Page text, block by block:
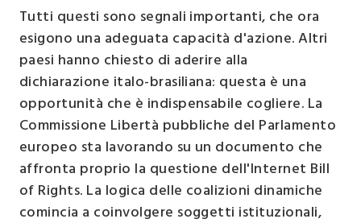
Tutti questi sono segnali importanti, che ora
esigono una adeguata capacità d'azione. Altri
paesi hanno chiesto di aderire alla
dichiarazione italo-brasiliana: questa è una
opportunità che è indispensabile cogliere. La
Commissione Libertà pubbliche del Parlamento
europeo sta lavorando su un documento che
affronta proprio la questione dell'Internet Bill
of Rights. La logica delle coalizioni dinamiche
comincia a coinvolgere soggetti istituzionali,